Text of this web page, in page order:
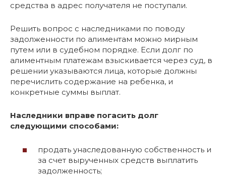
средства в адрес получателя не поступали.
Решить вопрос с наследниками по поводу
задолженности по алиментам можно мирным
путем или в судебном порядке. Если долг по
алиментным платежам взыскивается через суд, в
решении указываются лица, которые должны
перечислить содержание на ребенка, и
конкретные суммы выплат.
Наследники вправе погасить долг
следующими способами:
продать унаследованную собственность и
за счет вырученных средств выплатить
задолженность;